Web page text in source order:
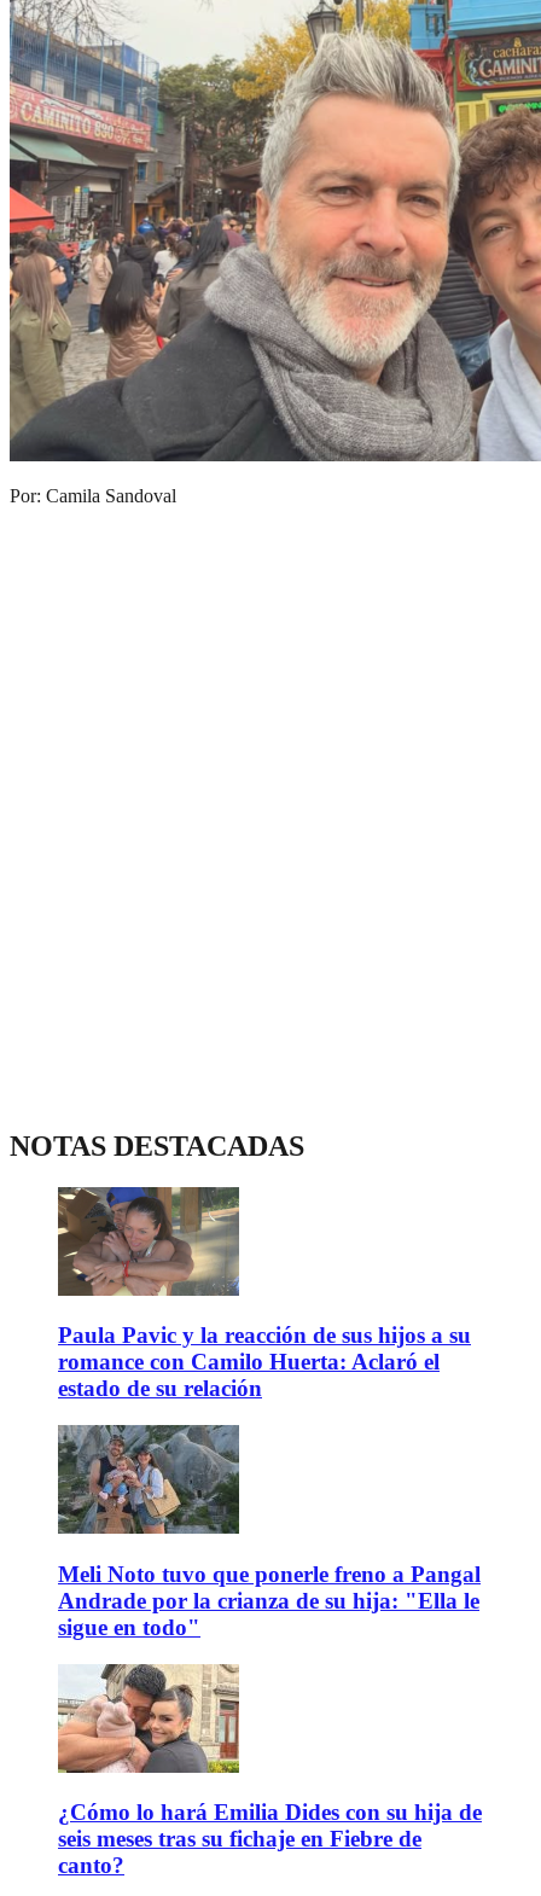
Por: Camila Sandoval
NOTAS DESTACADAS
Paula Pavic y la reacción de sus hijos a su
romance con Camilo Huerta: Aclaró el
estado de su relación
Meli Noto tuvo que ponerle freno a Pangal
Andrade por la crianza de su hija: "Ella le
sigue en todo"
¿Cómo lo hará Emilia Dides con su hija de
seis meses tras su fichaje en Fiebre de
canto?